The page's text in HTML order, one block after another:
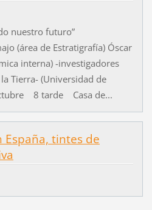
nuestro futuro”
(área de Estratigrafía) Óscar
interna) -investigadores
Tierra- (Universidad de
8 tarde Casa de...
España, tintes de